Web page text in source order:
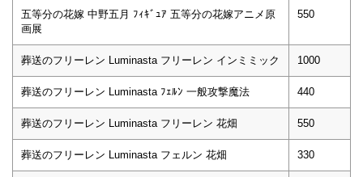
五等分の花嫁 中野五月 ﾌｨｷﾞｭｱ 五等分の花嫁アニメ原
画展
550
葬送のフリーレン Luminasta フリーレン インミミック 1000
葬送のフリーレン Luminasta ﾌｪﾙﾝ 一般攻撃魔法 440
葬送のフリーレン Luminasta フリーレン 花畑 550
葬送のフリーレン Luminasta フェルン 花畑 330